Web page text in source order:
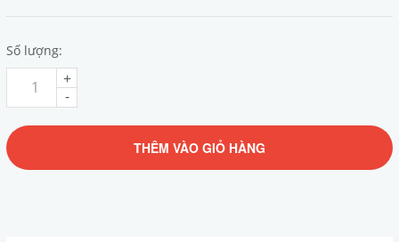
Số lượng:
-
+
THÊM VÀO GIỎ HÀNG